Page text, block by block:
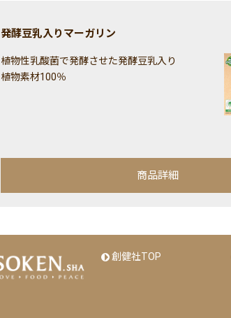
発酵豆乳入りマーガリン
植物性乳酸菌で発酵させた発酵豆乳入り
植物素材100％
商品詳細
創健社TOP